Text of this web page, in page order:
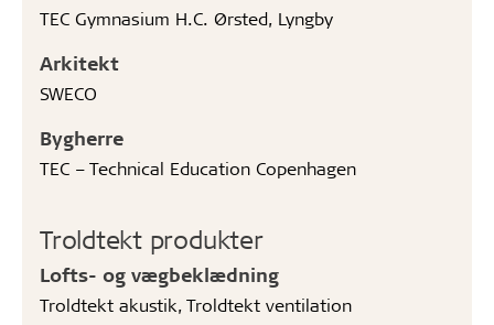
TEC Gymnasium H.C. Ørsted, Lyngby
Arkitekt
SWECO
Bygherre
TEC – Technical Education Copenhagen
Troldtekt produkter
Lofts- og vægbeklædning
Troldtekt akustik, Troldtekt ventilation